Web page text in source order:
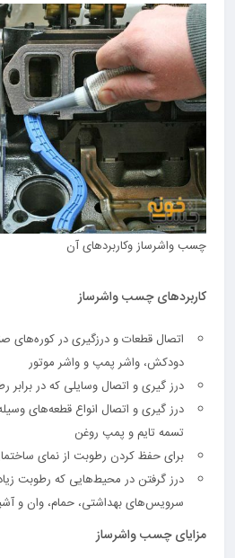
چسب واشرساز وکاربردهای آن
کاربرد‌های چسب واشرساز
اتصال قطعات و درزگیری در کوره‌های
دودکش، واشر پمپ و واشر موتور
درز گیری و اتصال وسایلی که در
درز گیری و اتصال انواع قطعه‌های
تسمه تایم و پمپ روغن
برای حفظ کردن رطوبت از نمای
درز گرفتن در محیط‌هایی که رطوبت
سرویس‌های بهداشتی، حمام، وان و
مزایای چسب واشرساز